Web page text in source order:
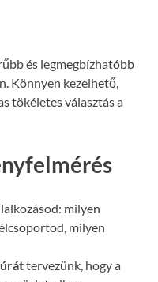
és legmegbízhatóbb
Könnyen kezelhető,
tökéletes választás a
milyen
milyen
tervezünk, hogy a